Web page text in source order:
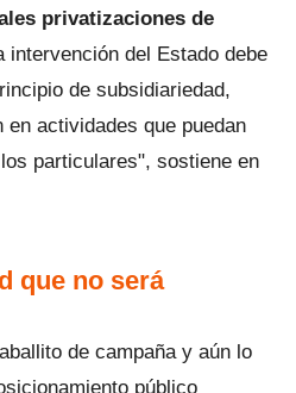
privatizaciones de
intervención del Estado debe
de subsidiariedad,
actividades que puedan
particulares", sostiene en
que no será
de campaña y aún lo
público